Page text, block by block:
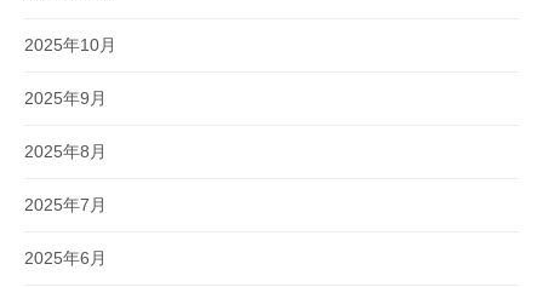
2025年10月
2025年9月
2025年8月
2025年7月
2025年6月